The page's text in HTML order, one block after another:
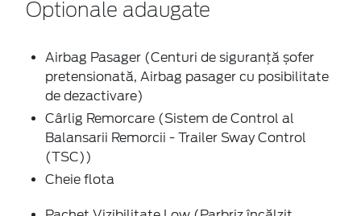
Optionale adaugate
Airbag Pasager (Centuri de siguranţă șofer
pretensionată, Airbag pasager cu posibilitate
de dezactivare)
Cârlig Remorcare (Sistem de Control al
Balansarii Remorcii - Trailer Sway Control
(TSC))
Cheie flota